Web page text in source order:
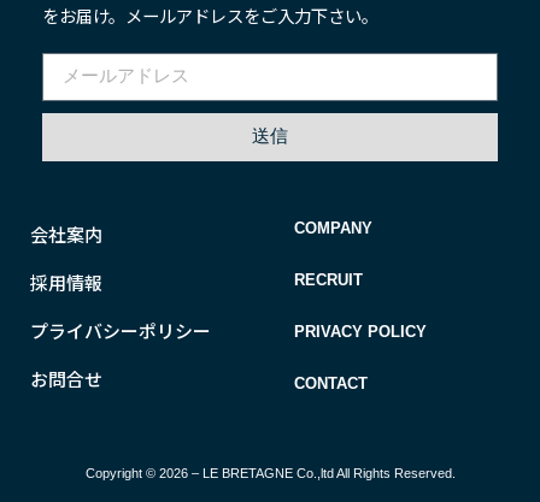
をお届け。メールアドレスをご入力下さい。
送信
会社案内
採用情報
プライバシーポリシー
お問合せ
COMPANY
RECRUIT
PRIVACY POLICY
CONTACT
Copyright © 2026 – LE BRETAGNE Co.,ltd All Rights Reserved.